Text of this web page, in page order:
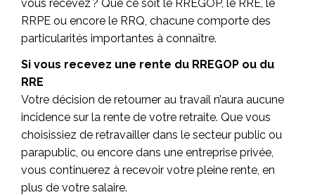
vous recevez ? Que ce soit le RREGOP, le RRE, le
RRPE ou encore le RRQ, chacune comporte des
particularités importantes à connaître.
Si vous recevez une rente du RREGOP ou du
RRE
Votre décision de retourner au travail n’aura aucune
incidence sur la rente de votre retraite. Que vous
choisissiez de retravailler dans le secteur public ou
parapublic, ou encore dans une entreprise privée,
vous continuerez à recevoir votre pleine rente, en
plus de votre salaire.